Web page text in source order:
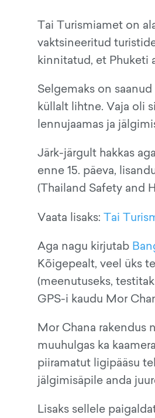
Tai Turismiamet on
vaktsineeritud
kinnitatud, et Phuketi
Selgemaks on
küllalt lihtne. Vaja oli
lennujaamas ja
Järk-järgult hakkas
enne 15. päeva,
(Thailand Safety and
Vaata lisaks: Tai
Aga nagu kirjutab
Kõigepealt, veel üks
(meenutuseks,
GPS-i kaudu Mor
Mor Chana rakendus
muuhulgas ka
piiramatut ligipääsu
jälgimisäpile anda
Lisaks sellele